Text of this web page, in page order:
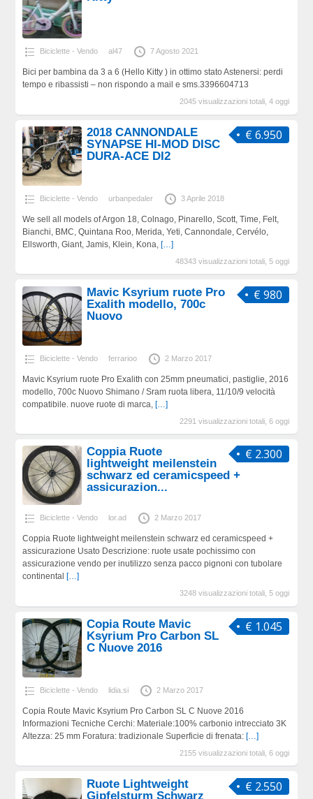
Biciclette - Vendo al47 7 Agosto 2021
Bici per bambina da 3 a 6 (Hello Kitty ) in ottimo stato Astenersi: perdi
tempo e ribassisti – non rispondo a mail e sms.3396604713
2045 visualizzazioni totali, 4 oggi
€ 6.950
2018 CANNONDALE
SYNAPSE HI-MOD DISC
DURA-ACE DI2
Biciclette - Vendo urbanpedaler 3 Aprile 2018
We sell all models of Argon 18, Colnago, Pinarello, Scott, Time, Felt,
Bianchi, BMC, Quintana Roo, Merida, Yeti, Cannondale, Cervélo,
Ellsworth, Giant, Jamis, Klein, Kona, […]
48343 visualizzazioni totali, 5 oggi
€ 980
Mavic Ksyrium ruote Pro
Exalith modello, 700c
Nuovo
Biciclette - Vendo ferrarioo 2 Marzo 2017
Mavic Ksyrium ruote Pro Exalith con 25mm pneumatici, pastiglie, 2016
modello, 700c Nuovo Shimano / Sram ruota libera, 11/10/9 velocità
compatibile. nuove ruote di marca, […]
2291 visualizzazioni totali, 6 oggi
€ 2.300
Coppia Ruote
lightweight meilenstein
schwarz ed ceramicspeed +
assicurazion...
Biciclette - Vendo lor.ad 2 Marzo 2017
Coppia Ruote lightweight meilenstein schwarz ed ceramicspeed +
assicurazione Usato Descrizione: ruote usate pochissimo con
assicurazione vendo per inutilizzo senza pacco pignoni con tubolare
continental […]
3248 visualizzazioni totali, 5 oggi
€ 1.045
Copia Route Mavic
Ksyrium Pro Carbon SL
C Nuove 2016
Biciclette - Vendo lidia.si 2 Marzo 2017
Copia Route Mavic Ksyrium Pro Carbon SL C Nuove 2016
Informazioni Tecniche Cerchi: Materiale:100% carbonio intrecciato 3K
Altezza: 25 mm Foratura: tradizionale Superficie di frenata: […]
2155 visualizzazioni totali, 6 oggi
€ 2.550
Ruote Lightweight
Gipfelsturm Schwarz